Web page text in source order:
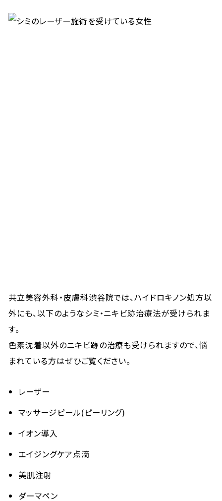
共立美容外科・皮膚科渋谷院では、ハイドロキノン処方以
外にも、以下のようなシミ・ニキビ跡治療法が受けられま
す。
色素沈着以外のニキビ跡の治療も受けられますので、悩
まれている方はぜひご覧ください。
レーザー
マッサージピール(ピーリング)
イオン導入
エイジングケア点滴
美肌注射
ダーマペン